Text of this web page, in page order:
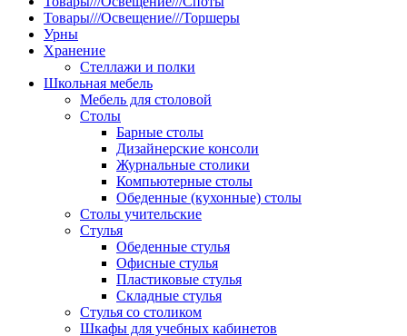
Товары///Освещение///Торшеры
Урны
Хранение
Стеллажи и полки
Школьная мебель
Мебель для столовой
Столы
Барные столы
Дизайнерские консоли
Журнальные столики
Компьютерные столы
Обеденные (кухонные) столы
Столы учительские
Стулья
Обеденные стулья
Офисные стулья
Пластиковые стулья
Складные стулья
Стулья со столиком
Шкафы для учебных кабинетов